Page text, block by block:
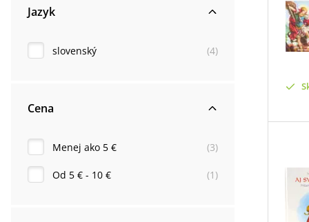
Jazyk
slovenský (4)
Cena
Menej ako 5 € (3)
Od 5 € - 10 € (1 )